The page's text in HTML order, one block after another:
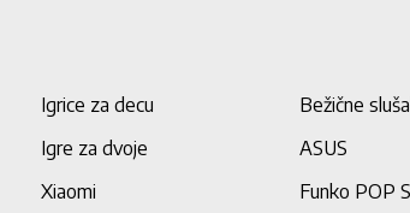
Igrice za decu Bežične
Igre za dvoje
ASUS
Xiaomi
Funko POP